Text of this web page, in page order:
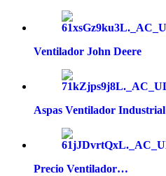
Ventilador John Deere
Aspas Ventilador Industrial
Precio Ventilador…